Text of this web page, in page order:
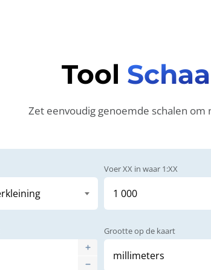
Tool
Zet eenvoudig genoemde schalen
Voer XX in waar 1:XX
Grootte op de kaart